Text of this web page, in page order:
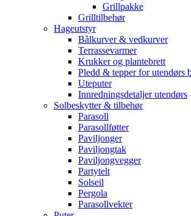
Grillpakke
Grilltilbehør
Hageutstyr
Bålkurver & vedkurver
Terrassevarmer
Krukker og plantebrett
Pledd & tepper for utendørs
Uteputer
Innredningsdetaljer utendørs
Solbeskytter & tilbehør
Parasoll
Parasollføtter
Paviljonger
Paviljongtak
Paviljongvegger
Partytelt
Solseil
Pergola
Parasollvekter